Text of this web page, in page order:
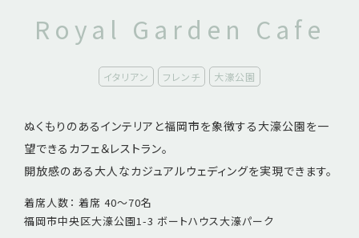
Royal Garden Cafe
イタリアン フレンチ 大濠公園
ぬくもりのあるインテリアと福岡市を象徴する大濠公園を一
望できるカフェ＆レストラン。
開放感のある大人なカジュアルウェディングを実現できます。
着席人数： 着席 40～70名
福岡市中央区大濠公園1-3 ボートハウス大濠パーク